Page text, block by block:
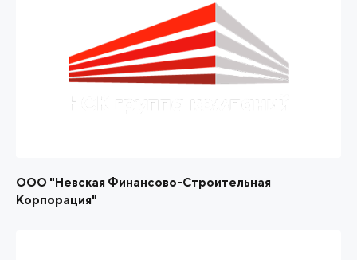
ООО "Невская Финансово-Строительная
Корпорация"